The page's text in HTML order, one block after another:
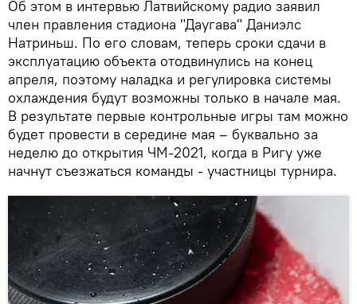
Об этом в интервью Латвийскому радио заявил
член правления стадиона "Даугава" Даниэлс
Натриньш. По его словам, теперь сроки сдачи в
эксплуатацию объекта отодвинулись на конец
апреля, поэтому наладка и регулировка системы
охлаждения будут возможны только в начале мая.
В результате первые контрольные игры там можно
будет провести в середине мая – буквально за
неделю до открытия ЧМ-2021, когда в Ригу уже
начнут съезжаться команды - участницы турнира.